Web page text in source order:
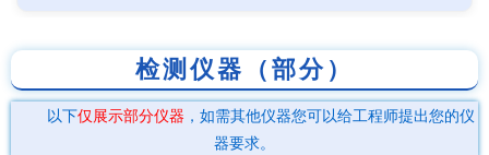
检测仪器（部分）
以下仅展示部分仪器 ，如需其他仪器您可以给工程师提出您的仪
器要求。